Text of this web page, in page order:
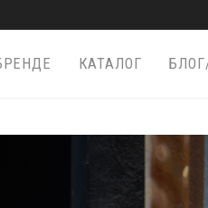
КАТАЛОГ